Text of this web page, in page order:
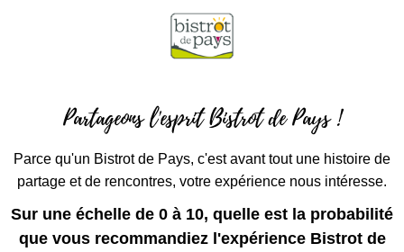
Partageons l'esprit Bistrot de Pays !
Parce qu'un Bistrot de Pays, c'est avant tout une histoire de
partage et de rencontres, votre expérience nous intéresse.
Sur une échelle de 0 à 10, quelle est la probabilité
que vous recommandiez l'expérience Bistrot de